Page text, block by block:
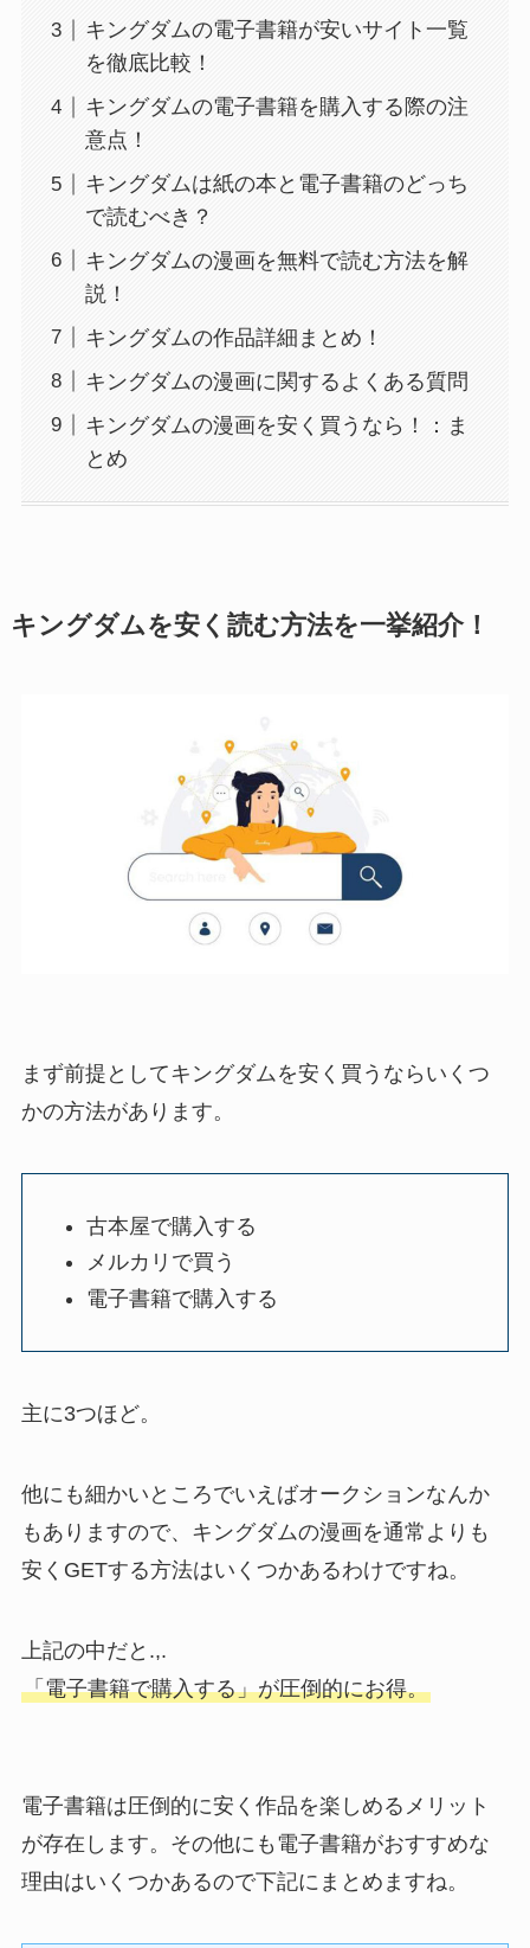
キングダムの電子書籍が安いサイト一覧
を徹底比較！
キングダムの電子書籍を購入する際の注
意点！
キングダムは紙の本と電子書籍のどっち
で読むべき？
キングダムの漫画を無料で読む方法を解
説！
キングダムの作品詳細まとめ！
キングダムの漫画に関するよくある質問
キングダムの漫画を安く買うなら！：ま
とめ
キングダムを安く読む方法を一挙紹介！
まず前提としてキングダムを安く買うならいくつ
かの方法があります。
古本屋で購入する
メルカリで買う
電子書籍で購入する
主に3つほど。
他にも細かいところでいえばオークションなんか
もありますので、キングダムの漫画を通常よりも
安くGETする方法はいくつかあるわけですね。
上記の中だと.,.
「電子書籍で購入する」が圧倒的にお得。
電子書籍は圧倒的に安く作品を楽しめるメリット
が存在します。その他にも電子書籍がおすすめな
理由はいくつかあるので下記にまとめますね。